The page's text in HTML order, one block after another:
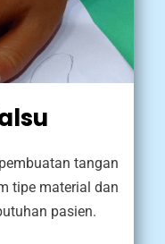
tangan
tipe material dan
pasien.